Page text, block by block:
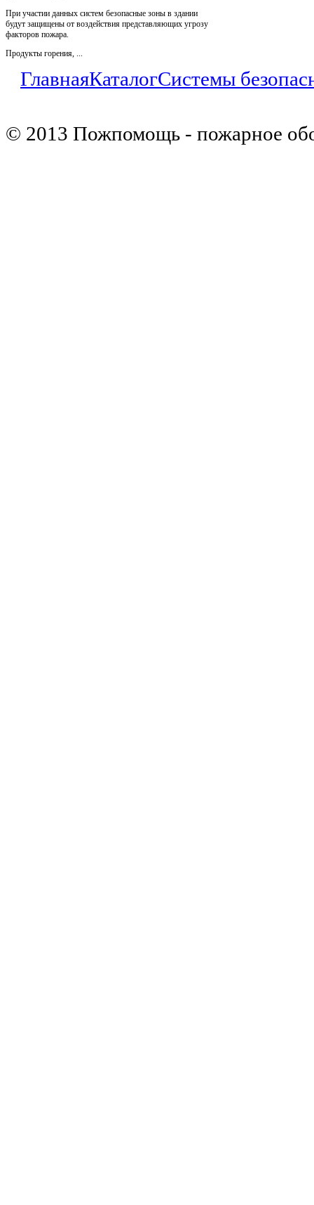
При участии данных систем безопасные зоны в здании
будут защищены от воздействия представляющих угрозу
факторов пожара.
Продукты горения, ...
ГлавнаяКаталогСистемы
© 2013 Пожпомощь - пожарное